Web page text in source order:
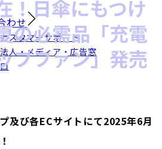
わせ
カスタマーサポート
法人・メディア・広告窓
口
！日傘にもつけ
の必需品「充電
プファン」発売
及び各ECサイトにて2025年6月